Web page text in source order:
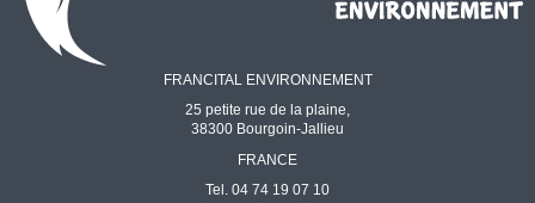
FRANCITAL ENVIRONNEMENT
25 petite rue de la plaine,
38300 Bourgoin-Jallieu
FRANCE
Tel. 04 74 19 07 10